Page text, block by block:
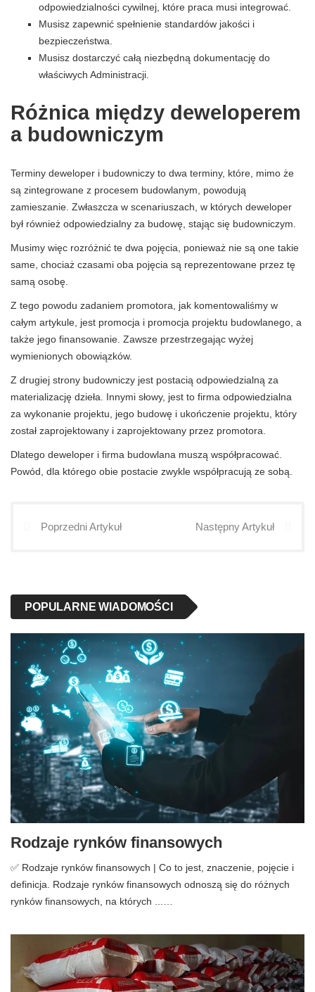
odpowiedzialności cywilnej, które praca musi integrować.
Musisz zapewnić spełnienie standardów jakości i
bezpieczeństwa.
Musisz dostarczyć całą niezbędną dokumentację do
właściwych Administracji.
Różnica między deweloperem
a budowniczym
Terminy deweloper i budowniczy to dwa terminy, które, mimo że
są zintegrowane z procesem budowlanym, powodują
zamieszanie. Zwłaszcza w scenariuszach, w których deweloper
był również odpowiedzialny za budowę, stając się budowniczym.
Musimy więc rozróżnić te dwa pojęcia, ponieważ nie są one takie
same, chociaż czasami oba pojęcia są reprezentowane przez tę
samą osobę.
Z tego powodu zadaniem promotora, jak komentowaliśmy w
całym artykule, jest promocja i promocja projektu budowlanego, a
także jego finansowanie. Zawsze przestrzegając wyżej
wymienionych obowiązków.
Z drugiej strony budowniczy jest postacią odpowiedzialną za
materializację dzieła. Innymi słowy, jest to firma odpowiedzialna
za wykonanie projektu, jego budowę i ukończenie projektu, który
został zaprojektowany i zaprojektowany przez promotora.
Dlatego deweloper i firma budowlana muszą współpracować.
Powód, dla którego obie postacie zwykle współpracują ze sobą.
Poprzedni Artykuł Następny Artykuł
POPULARNE WIADOMOŚCI
Rodzaje rynków finansowych
✅ Rodzaje rynków finansowych | Co to jest, znaczenie, pojęcie i
definicja. Rodzaje rynków finansowych odnoszą się do różnych
rynków finansowych, na których ...…